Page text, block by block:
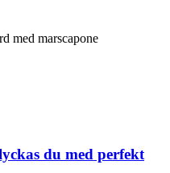
med marscapone
du med perfekt